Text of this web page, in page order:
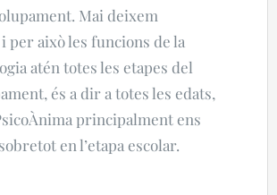
Mai deixem
per això les funcions de la
atén totes les etapes del
és a dir a totes les edats,
principalment ens
en l’etapa escolar.